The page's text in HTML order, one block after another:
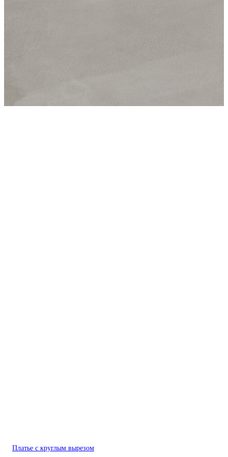
Платье с круглым вырезом